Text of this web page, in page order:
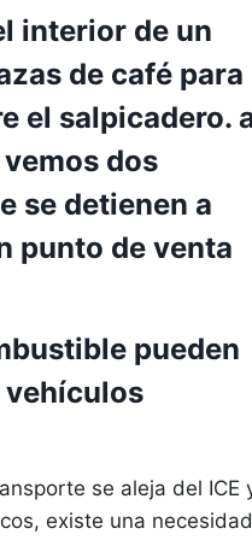
pueden
se aleja del ICE
existe una necesidad